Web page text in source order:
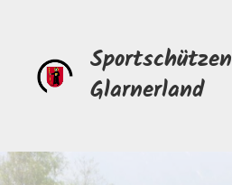
Sportschützen
Glarnerland